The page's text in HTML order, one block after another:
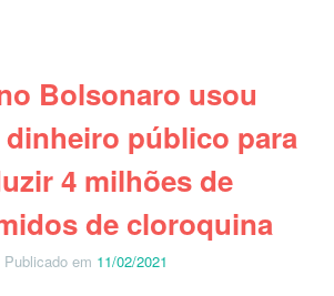
Bolsonaro usou
dinheiro público para
4 milhões de
de cloroquina
Publicado em 11/02/2021